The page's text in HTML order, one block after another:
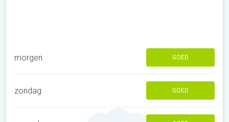
morgen GOED
zondag GOED